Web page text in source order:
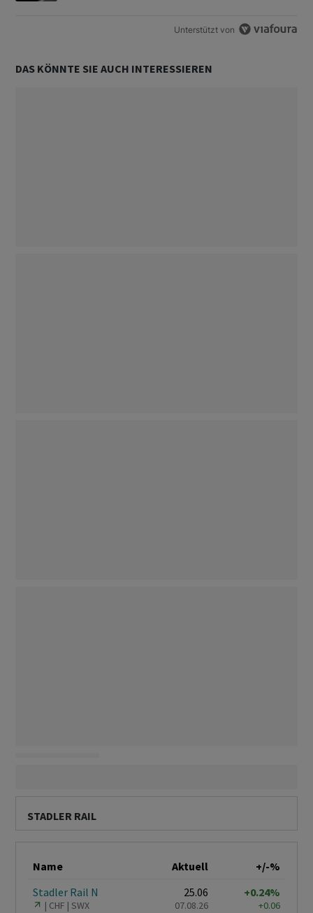
Unterstützt von
DAS KÖNNTE SIE AUCH INTERESSIEREN
STADLER RAIL
Name Aktuell
+/-%
Stadler Rail N
CHF SWX
25.06
07.08.26
+0.24%
+0.06